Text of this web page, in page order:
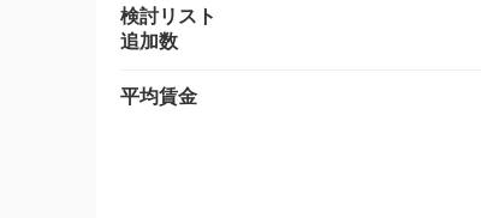
検討リスト
追加数
平均賃金